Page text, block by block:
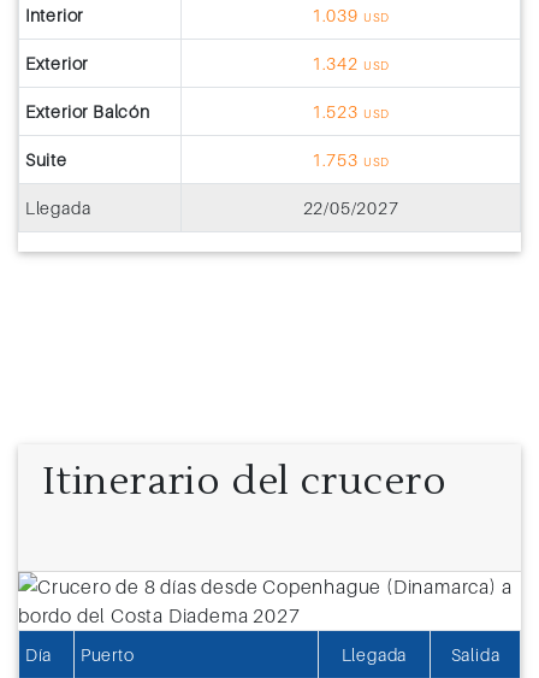
Interior 1.039 USD
Exterior 1.342 USD
Exterior Balcón 1.523 USD
Suite 1.753 USD
Llegada 22/05/2027
Itinerario del crucero
Día Puerto Llegada Salida